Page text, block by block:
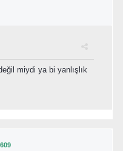
miydi ya bi yanlışlık
609